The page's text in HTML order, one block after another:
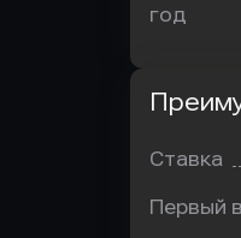
год
Ставка
Первый